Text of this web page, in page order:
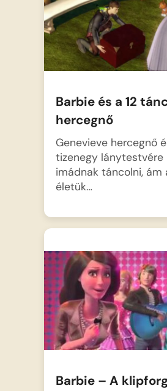
legnehezebb küldetését
teljesíti: megpróbálja
megtalálni a tökéletes
ajándékot valakinek, akinek
látszólag…
Barbie és a 12
hercegnő
Genevieve hercegnő
tizenegy lánytestvére
imádnak táncolni, ám
életük…
Barbie – A